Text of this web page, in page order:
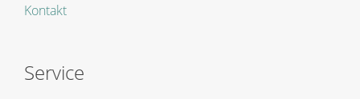
Kontakt
Service